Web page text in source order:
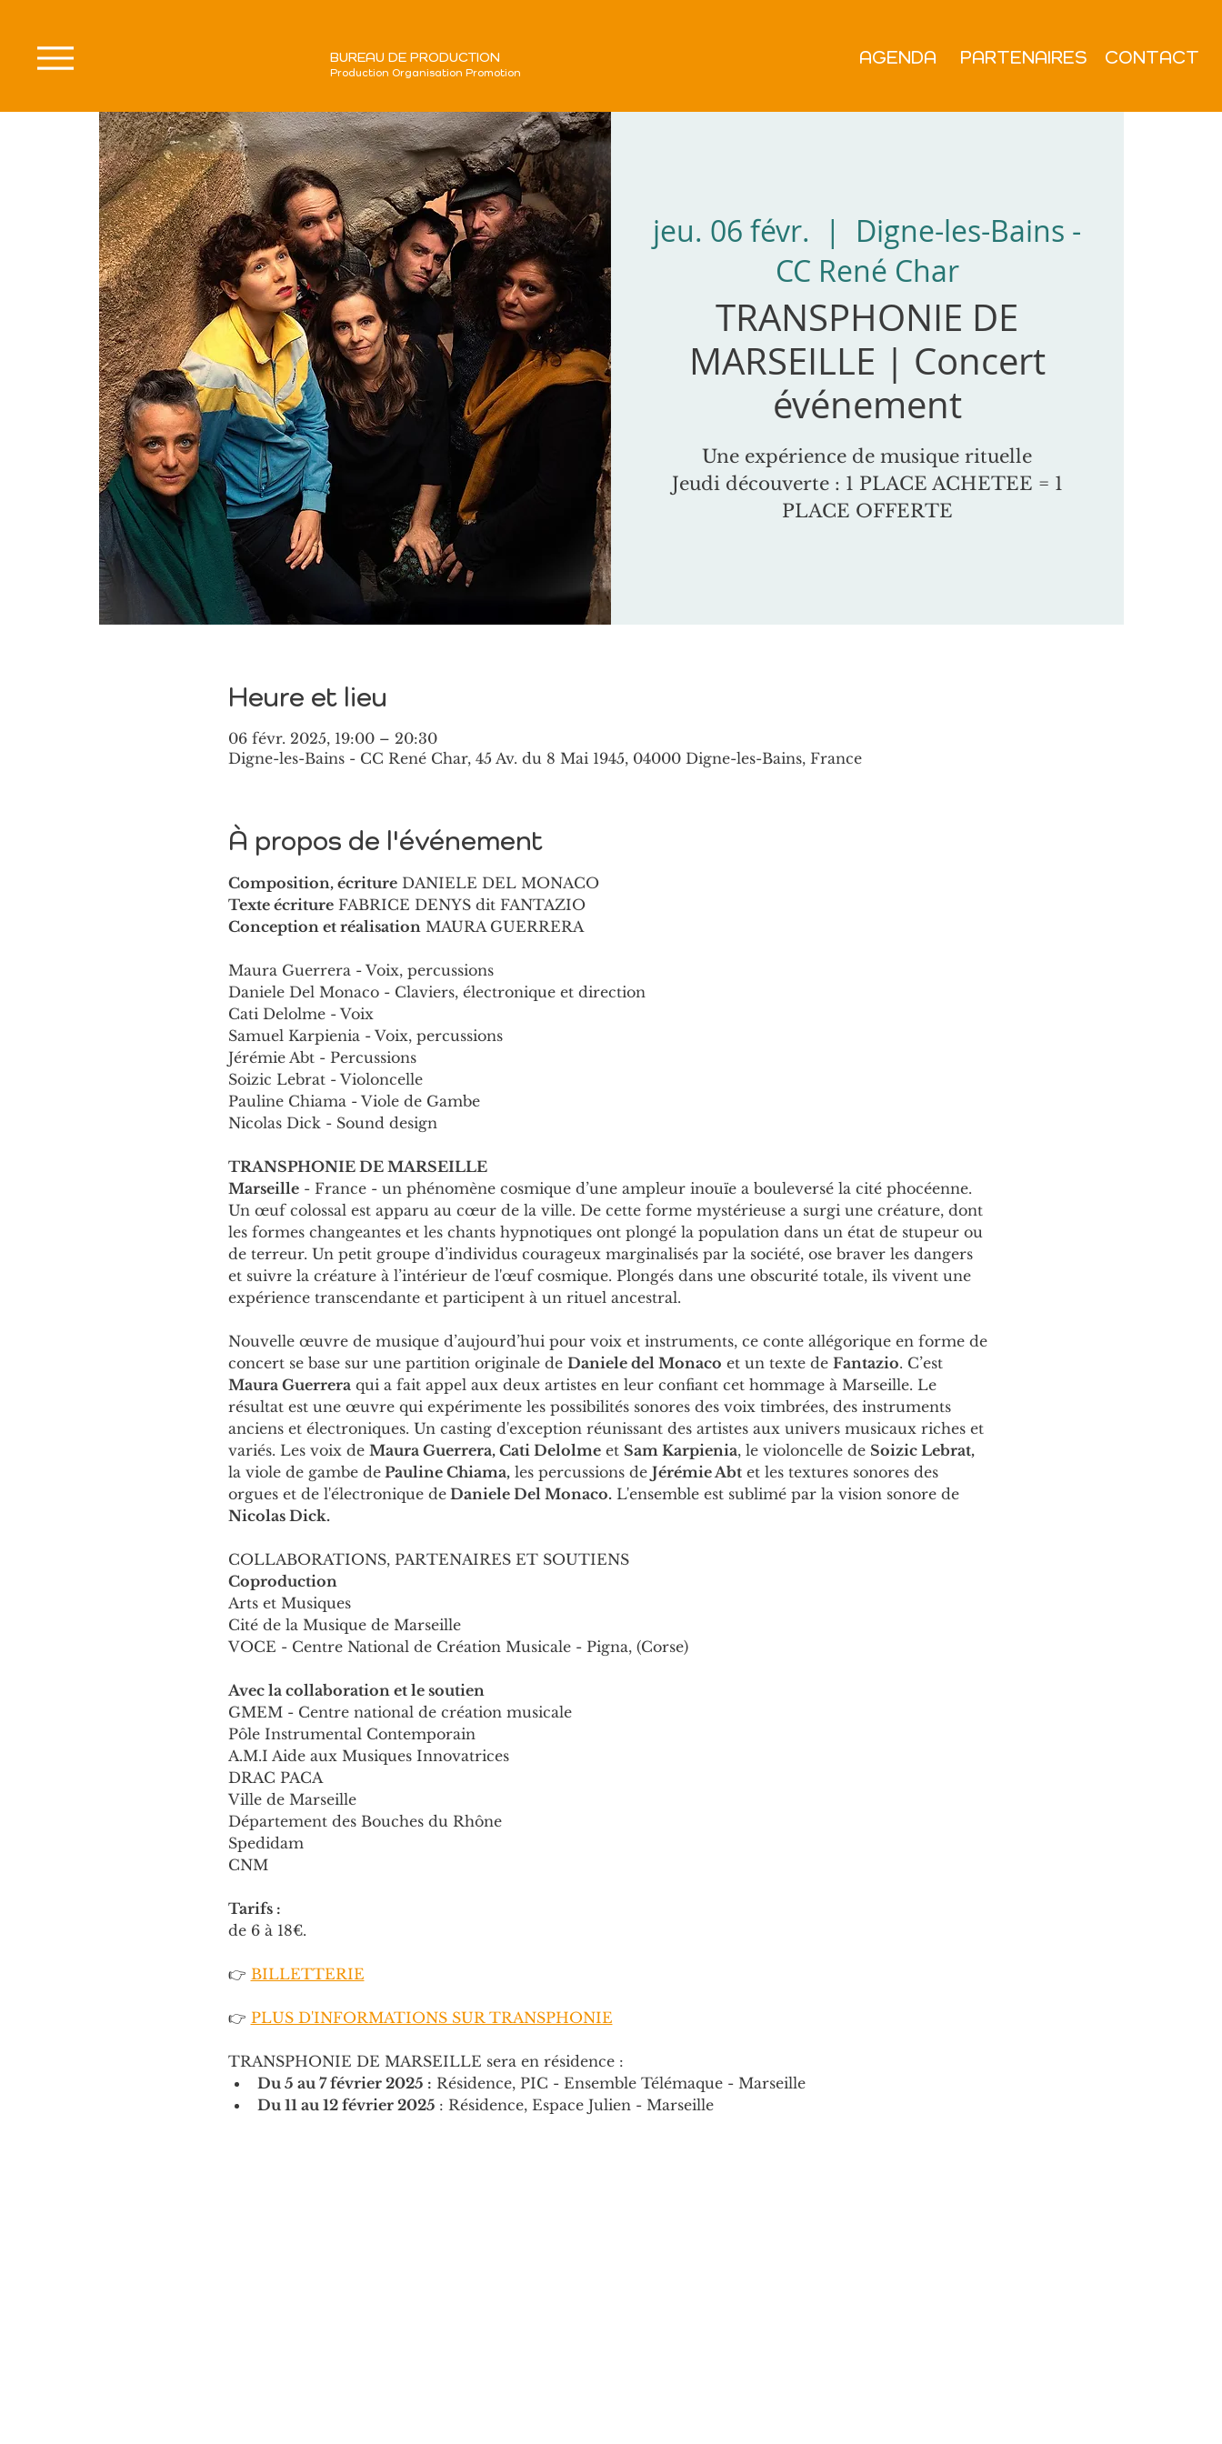
BUREAU DE PRODUCTION
Production Organisation Promotion
AGENDA PARTENAIRES CONTACT
jeu. 06 févr.
  |
Digne-les-Bains -
CC René Char
TRANSPHONIE DE
MARSEILLE | Concert
événement
Une expérience de musique rituelle
Jeudi découverte : 1 PLACE ACHETEE = 1
PLACE OFFERTE
Heure et lieu
06 févr. 2025, 19:00 – 20:30
Digne-les-Bains - CC René Char, 45 Av. du 8 Mai 1945, 04000 Digne-les-Bains, France
À propos de l'événement
Composition, écriture DANIELE DEL MONACO
Texte écriture FABRICE DENYS dit FANTAZIO
Conception et réalisation MAURA GUERRERA
Maura Guerrera - Voix, percussions
Daniele Del Monaco - Claviers, électronique et direction
Cati Delolme - Voix
Samuel Karpienia - Voix, percussions
Jérémie Abt - Percussions
Soizic Lebrat - Violoncelle
Pauline Chiama - Viole de Gambe
Nicolas Dick - Sound design
TRANSPHONIE DE MARSEILLE
Marseille - France - un phénomène cosmique d’une ampleur inouïe a bouleversé la cité phocéenne.
Un œuf colossal est apparu au cœur de la ville. De cette forme mystérieuse a surgi une créature, dont
les formes changeantes et les chants hypnotiques ont plongé la population dans un état de stupeur ou
de terreur. Un petit groupe d’individus courageux marginalisés par la société, ose braver les dangers
et suivre la créature à l’intérieur de l'œuf cosmique. Plongés dans une obscurité totale, ils vivent une
expérience transcendante et participent à un rituel ancestral.
Nouvelle œuvre de musique d’aujourd’hui pour voix et instruments, ce conte allégorique en forme de
concert se base sur une partition originale de Daniele del Monaco et un texte de Fantazio. C’est
Maura Guerrera qui a fait appel aux deux artistes en leur confiant cet hommage à Marseille. Le
résultat est une œuvre qui expérimente les possibilités sonores des voix timbrées, des instruments
anciens et électroniques. Un casting d'exception réunissant des artistes aux univers musicaux riches et
variés. Les voix de Maura Guerrera, Cati Delolme et Sam Karpienia, le violoncelle de Soizic Lebrat,
la viole de gambe de Pauline Chiama, les percussions de Jérémie Abt et les textures sonores des
orgues et de l'électronique de Daniele Del Monaco. L'ensemble est sublimé par la vision sonore de
Nicolas Dick.
COLLABORATIONS, PARTENAIRES ET SOUTIENS
Coproduction
Arts et Musiques
Cité de la Musique de Marseille
VOCE - Centre National de Création Musicale - Pigna, (Corse)
Avec la collaboration et le soutien
GMEM - Centre national de création musicale
Pôle Instrumental Contemporain
A.M.I Aide aux Musiques Innovatrices
DRAC PACA
Ville de Marseille
Département des Bouches du Rhône
Spedidam
CNM
Tarifs :
de 6 à 18€.
👉 BILLETTERIE
👉 PLUS D'INFORMATIONS SUR TRANSPHONIE
TRANSPHONIE DE MARSEILLE sera en résidence :
Du 5 au 7 février 2025 : Résidence, PIC - Ensemble Télémaque - Marseille
Du 11 au 12 février 2025 : Résidence, Espace Julien - Marseille